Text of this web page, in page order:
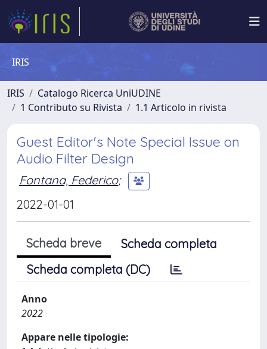
IRIS
IRIS
Catalogo Ricerca UniUDINE
1 Contributo su Rivista
1.1 Articolo in rivista
Guest Editor's Note Special Issue on
Audio Filter Design
Fontana, Federico;
2022-01-01
Scheda breve
Scheda completa
Scheda completa (DC)
Anno
2022
Appare nelle tipologie: